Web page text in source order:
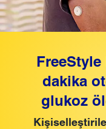
dakika
glukoz